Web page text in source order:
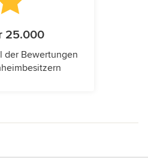
25.000
der Bewertungen